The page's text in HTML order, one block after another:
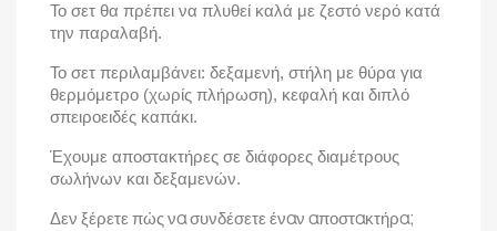
Το σετ θα πρέπει να πλυθεί καλά με ζεστό νερό κατά
την παραλαβή.
Το σετ περιλαμβάνει: δεξαμενή, στήλη με θύρα για
θερμόμετρο (χωρίς πλήρωση), κεφαλή και διπλό
σπειροειδές καπάκι.
Έχουμε αποστακτήρες σε διάφορες διαμέτρους
σωλήνων και δεξαμενών.
Δεν ξέρετε πώς να συνδέσετε έναν αποστακτήρα;